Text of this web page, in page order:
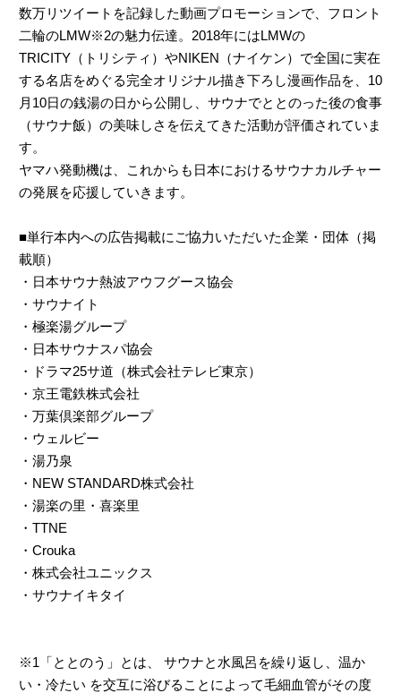
数万リツイートを記録した動画プロモーションで、フロント
二輪のLMW※2の魅力伝達。2018年にはLMWの
TRICITY（トリシティ）やNIKEN（ナイケン）で全国に実在
する名店をめぐる完全オリジナル描き下ろし漫画作品を、10
月10日の銭湯の日から公開し、サウナでととのった後の食事
（サウナ飯）の美味しさを伝えてきた活動が評価されていま
す。
ヤマハ発動機は、これからも日本におけるサウナカルチャー
の発展を応援していきます。
■単行本内への広告掲載にご協力いただいた企業・団体（掲
載順）
・日本サウナ熱波アウフグース協会
・サウナイト
・極楽湯グループ
・日本サウナスパ協会
・ドラマ25サ道（株式会社テレビ東京）
・京王電鉄株式会社
・万葉倶楽部グループ
・ウェルビー
・湯乃泉
・NEW STANDARD株式会社
・湯楽の里・喜楽里
・TTNE
・Crouka
・株式会社ユニックス
・サウナイキタイ
※1「ととのう」とは、 サウナと水風呂を繰り返し、温か
い・冷たい を交互に浴びることによって毛細血管がその度